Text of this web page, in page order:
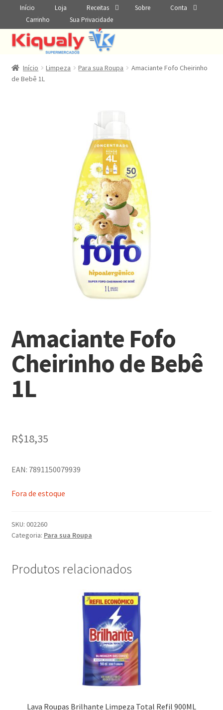
Início Loja Receitas Sobre
Conta
Carrinho
Sua Privacidade
Início Limpeza Para sua Roupa
Amaciante Fofo Cheirinho
de Bebê 1L
Amaciante Fofo
Cheirinho de Bebê
1L
R$18,35
EAN: 7891150079939
Fora de estoque
SKU: 002260
Categoria: Para sua Roupa
Produtos relacionados
Lava Roupas Brilhante Limpeza Total Refil 900ML